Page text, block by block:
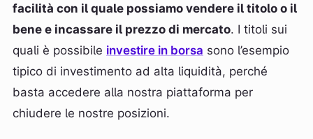
facilità con il quale possiamo vendere il titolo o il
bene e incassare il prezzo di mercato. I titoli sui
quali è possibile investire in borsa sono l’esempio
tipico di investimento ad alta liquidità, perché
basta accedere alla nostra piattaforma per
chiudere le nostre posizioni.